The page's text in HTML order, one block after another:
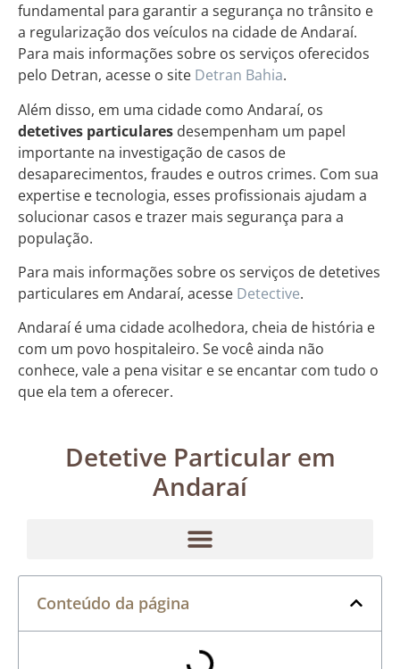
fundamental para garantir a segurança no trânsito e
a regularização dos veículos na cidade de Andaraí.
Para mais informações sobre os serviços oferecidos
pelo Detran, acesse o site Detran Bahia.
Além disso, em uma cidade como Andaraí, os
detetives particulares desempenham um papel
importante na investigação de casos de
desaparecimentos, fraudes e outros crimes. Com sua
expertise e tecnologia, esses profissionais ajudam a
solucionar casos e trazer mais segurança para a
população.
Para mais informações sobre os serviços de detetives
particulares em Andaraí, acesse Detective.
Andaraí é uma cidade acolhedora, cheia de história e
com um povo hospitaleiro. Se você ainda não
conhece, vale a pena visitar e se encantar com tudo o
que ela tem a oferecer.
Detetive Particular em
Andaraí
Conteúdo da página